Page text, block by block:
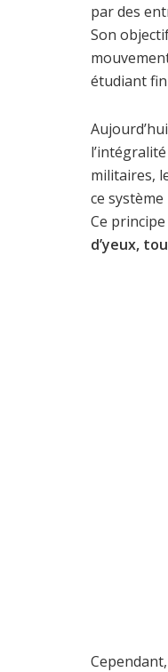
par des
Son
étudiant
militaires,
ce
Ce
d’yeux,